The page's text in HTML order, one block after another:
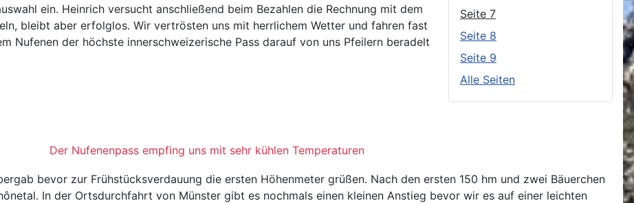
Seite 7
Seite 8
Seite 9
Alle Seiten
ein. Heinrich versucht anschließend beim Bezahlen die Rechnung mit dem
bleibt aber erfolglos. Wir vertrösten uns mit herrlichem Wetter und fahren fast
Nufenen der höchste innerschweizerische Pass darauf von uns Pfeilern beradelt
Der Nufenenpass empfing uns mit sehr kühlen Temperaturen
bevor zur Frühstücksverdauung die ersten Höhenmeter grüßen. Nach den ersten 150 hm und zwei Bäuerchen
In der Ortsdurchfahrt von Münster gibt es nochmals einen kleinen Anstieg bevor wir es auf einer leichten